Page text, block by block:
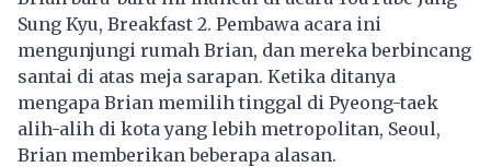
Sung Kyu, Breakfast 2. Pembawa acara ini
mengunjungi rumah Brian, dan mereka berbincang
santai di atas meja sarapan. Ketika ditanya
mengapa Brian memilih tinggal di Pyeong-taek
alih-alih di kota yang lebih metropolitan, Seoul,
Brian memberikan beberapa alasan.